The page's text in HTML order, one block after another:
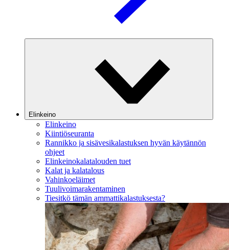
Elinkeino
Elinkeino
Kiintiöseuranta
Rannikko ja sisävesikalastuksen hyvän käytännön
ohjeet
Elinkeinokalatalouden tuet
Kalat ja kalatalous
Vahinkoeläimet
Tuulivoimarakentaminen
Tiesitkö tämän ammattikalastuksesta?